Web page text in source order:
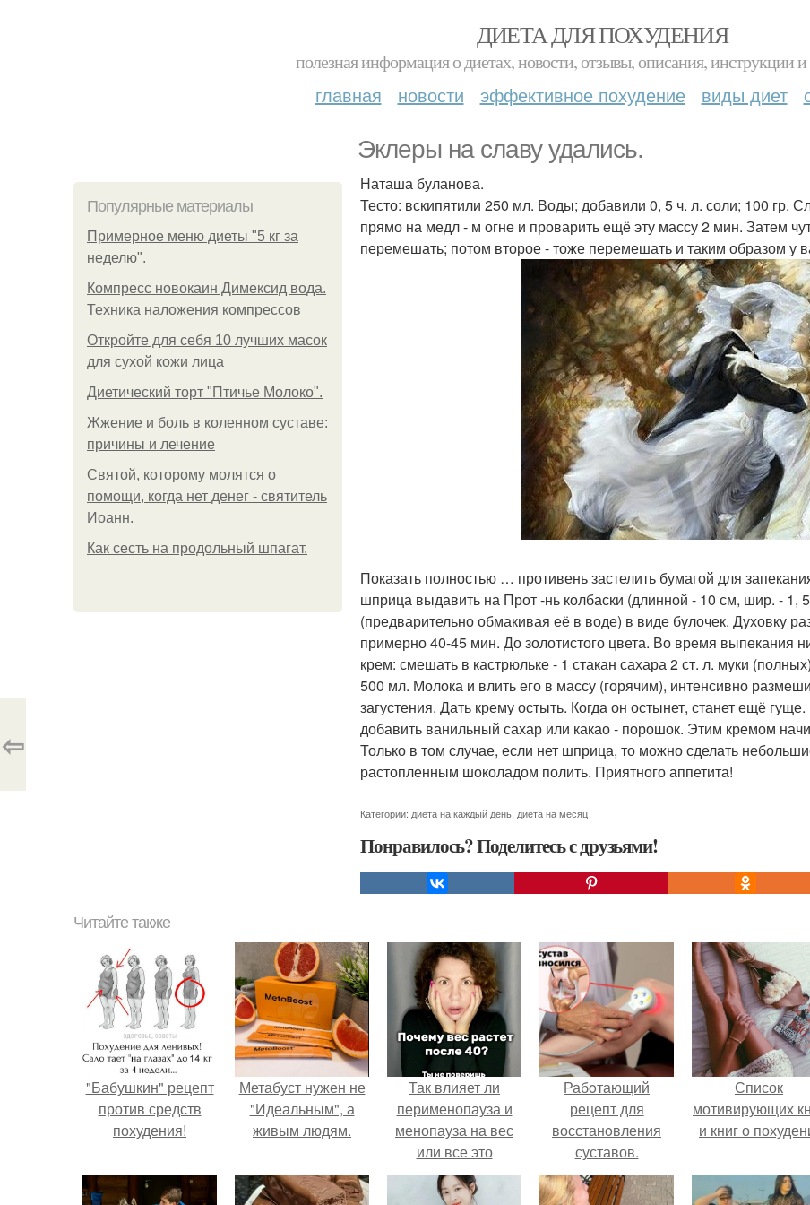
ДИЕТА ДЛЯ ПОХУДЕНИЯ
полезная информация о диетах, новости, отзывы, описания, инструкции
главная новости эффективное похудение виды диет
Эклеры на славу удались.
Популярные материалы
Примерное меню диеты "5 кг за
неделю".
Компресс новокаин Димексид вода.
Техника наложения компрессов
Откройте для себя 10 лучших масок
для сухой кожи лица
Диетический торт "Птичье Молоко".
Жжение и боль в коленном суставе:
причины и лечение
Святой, которому молятся о
помощи, когда нет денег - святитель
Иоанн.
Как сесть на продольный шпагат.
Наташа буланова.
Тесто: вскипятили 250 мл. Воды; добавили 0, 5 ч. л. соли; 100 гр.
прямо на медл - м огне и проварить ещё эту массу 2 мин. Затем
перемешать; потом второе - тоже перемешать и таким образом у
Показать полностью … противень застелить бумагой для
шприца выдавить на Прот -нь колбаски (длинной - 10 см, шир. -
(предварительно обмакивая её в воде) в виде булочек. Духовку
примерно 40-45 мин. До золотистого цвета. Во время выпекания
крем: смешать в кастрюльке - 1 стакан сахара 2 ст. л. муки
500 мл. Молока и влить его в массу (горячим), интенсивно
загустения. Дать крему остыть. Когда он остынет, станет ещё
добавить ванильный сахар или какао - порошок. Этим кремом
Только в том случае, если нет шприца, то можно сделать
растопленным шоколадом полить. Приятного аппетита!
Категории: диета на каждый день диета на месяц
Понравилось? Поделитесь с друзьями!
⇦
Читайте также
"Бабушкин" рецепт
против средств
похудения!
Метабуст нужен не
"Идеальным", а
живым людям.
Так влияет ли
перименопауза и
менопауза на вес
или все это
ерунда?
Рабoтающий
рецепт для
восстанoвления
суставов.
Список
мотивирующих
и книг о